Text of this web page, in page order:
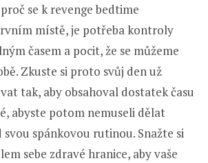
se k revenge bedtime
místě, je potřeba kontroly
časem a pocit, že se můžeme
Zkuste si proto svůj den už
tak, aby obsahoval dostatek času
abyste potom nemuseli dělat
spánkovou rutinou. Snažte si
sebe zdravé hranice, aby vaše